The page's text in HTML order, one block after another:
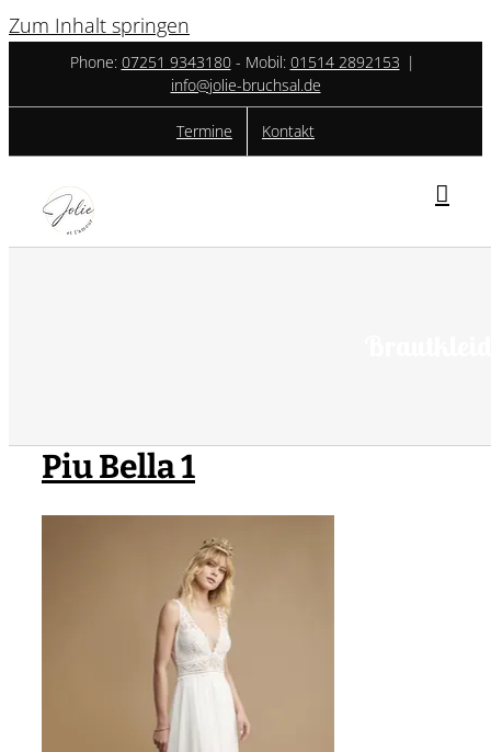
Zum Inhalt springen
Phone: 07251 9343180- ‎Mobil: 01514 2892153 |
info@jolie-bruchsal.de
Termine Kontakt
Piu Bella 1